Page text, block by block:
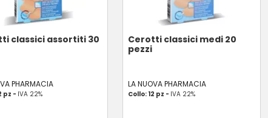
classici assortiti 30
PHARMACIA
pz - IVA 22%
Cerotti classici medi 20
pezzi
LA NUOVA PHARMACIA
Collo: 12 pz - IVA 22%